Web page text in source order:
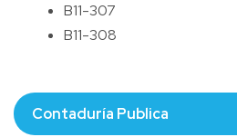
B11-307
B11-308
Contaduría Publica